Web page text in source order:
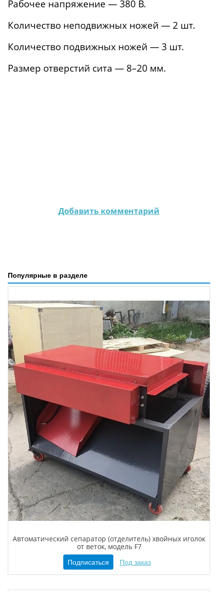
Рабочее напряжение — 380 В.
Количество неподвижных ножей — 2 шт.
Количество подвижных ножей — 3 шт.
Размер отверстий сита — 8–20 мм.
Добавить комментарий
Популярные в разделе
Автоматический сепаратор (отделитель) хвойных иголок
от веток, модель F7
Подписаться Под заказ